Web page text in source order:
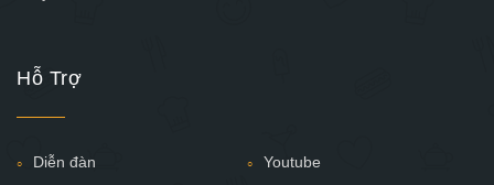
Hỗ Trợ
Diễn đàn
Youtube